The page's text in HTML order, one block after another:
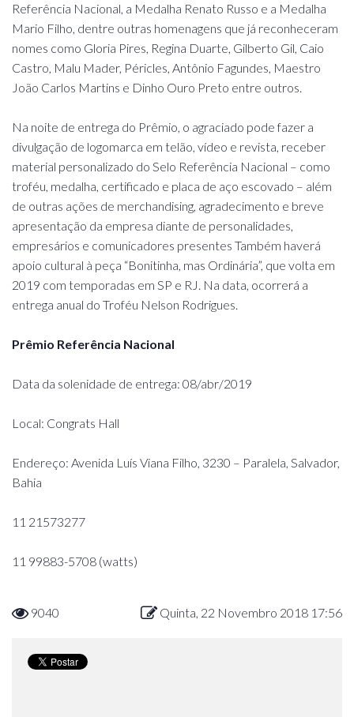
Referência Nacional, a Medalha Renato Russo e a Medalha
Mario Filho, dentre outras homenagens que já reconheceram
nomes como Gloria Pires, Regina Duarte, Gilberto Gil, Caio
Castro, Malu Mader, Péricles, Antônio Fagundes, Maestro
João Carlos Martins e Dinho Ouro Preto entre outros.
Na noite de entrega do Prêmio, o agraciado pode fazer a
divulgação de logomarca em telão, vídeo e revista, receber
material personalizado do Selo Referência Nacional – como
troféu, medalha, certificado e placa de aço escovado – além
de outras ações de merchandising, agradecimento e breve
apresentação da empresa diante de personalidades,
empresários e comunicadores presentes Também haverá
apoio cultural à peça “Bonitinha, mas Ordinária”, que volta em
2019 com temporadas em SP e RJ. Na data, ocorrerá a
entrega anual do Troféu Nelson Rodrigues.
Prêmio Referência Nacional
Data da solenidade de entrega: 08/abr/2019
Local: Congrats Hall
Endereço: Avenida Luís Viana Filho, 3230 – Paralela, Salvador,
Bahia
11 21573277
11 99883-5708 (watts)
9040 Quinta, 22 Novembro 2018 17:56